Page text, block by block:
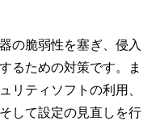
の脆弱性を塞ぎ、侵入
るための対策です。ま
リティソフトの利用、
して設定の見直しを行